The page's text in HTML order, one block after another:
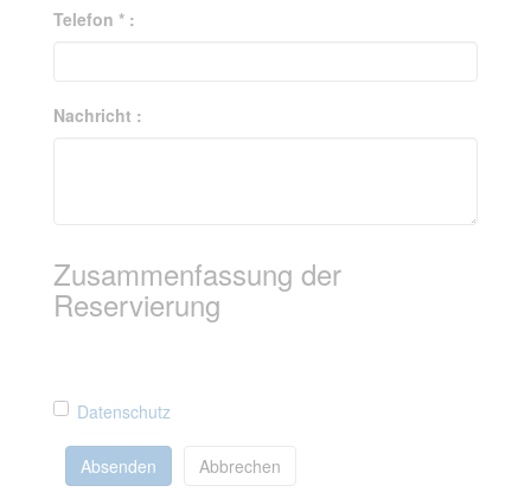
Telefon * :
Nachricht :
Zusammenfassung der
Reservierung
Datenschutz
Absenden Abbrechen